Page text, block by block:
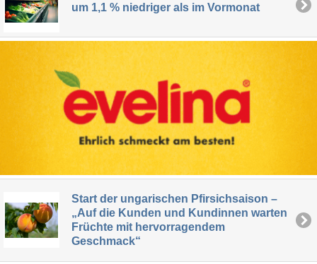
um 1,1 % niedriger als im Vormonat
Start der ungarischen Pfirsichsaison –
„Auf die Kunden und Kundinnen warten
Früchte mit hervorragendem
Geschmack“